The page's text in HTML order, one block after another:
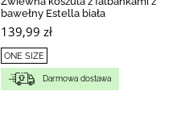
bawełny Estella biała
139,99 zł
ONE SIZE
Darmowa dostawa